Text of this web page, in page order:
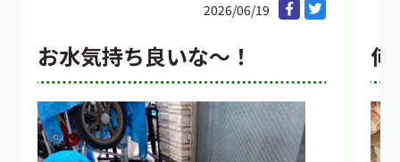
2026/06/19
お水気持ち良いな〜！ 何